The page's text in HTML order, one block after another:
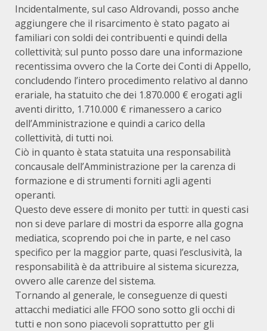
Incidentalmente, sul caso Aldrovandi, posso anche
aggiungere che il risarcimento è stato pagato ai
familiari con soldi dei contribuenti e quindi della
collettività; sul punto posso dare una informazione
recentissima ovvero che la Corte dei Conti di Appello,
concludendo l’intero procedimento relativo al danno
erariale, ha statuito che dei 1.870.000 € erogati agli
aventi diritto, 1.710.000 € rimanessero a carico
dell’Amministrazione e quindi a carico della
collettività, di tutti noi.
Ciò in quanto è stata statuita una responsabilità
concausale dell’Amministrazione per la carenza di
formazione e di strumenti forniti agli agenti
operanti.
Questo deve essere di monito per tutti: in questi casi
non si deve parlare di mostri da esporre alla gogna
mediatica, scoprendo poi che in parte, e nel caso
specifico per la maggior parte, quasi l’esclusività, la
responsabilità è da attribuire al sistema sicurezza,
ovvero alle carenze del sistema.
Tornando al generale, le conseguenze di questi
attacchi mediatici alle FFOO sono sotto gli occhi di
tutti e non sono piacevoli soprattutto per gli